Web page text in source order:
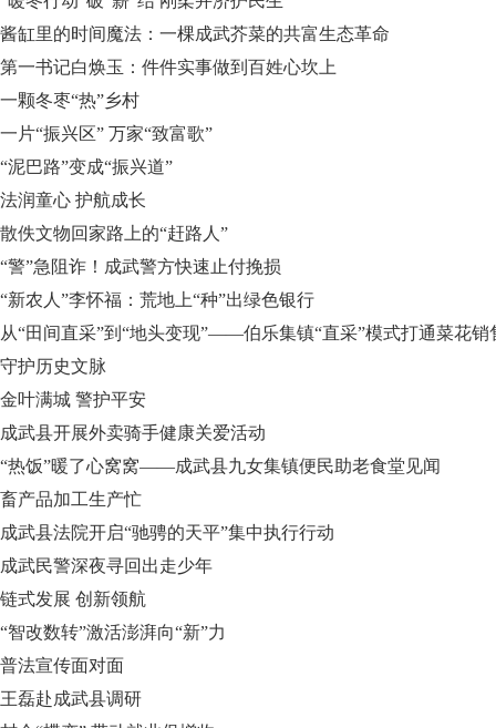
酱缸里的时间魔法：一棵成武芥菜的共富生态革命
第一书记白焕玉：件件实事做到百姓心坎上
一颗冬枣“热”乡村
一片“振兴区” 万家“致富歌”
“泥巴路”变成“振兴道”
法润童心 护航成长
散佚文物回家路上的“赶路人”
“警”急阻诈！成武警方快速止付挽损
“新农人”李怀福：荒地上“种”出绿色银行
从“田间直采”到“地头变现”——伯乐集镇“直采”模式打通菜花销
守护历史文脉
金叶满城 警护平安
成武县开展外卖骑手健康关爱活动
“热饭”暖了心窝窝——成武县九女集镇便民助老食堂见闻
畜产品加工生产忙
成武县法院开启“驰骋的天平”集中执行行动
成武民警深夜寻回出走少年
链式发展 创新领航
“智改数转”激活澎湃向“新”力
普法宣传面对面
王磊赴成武县调研